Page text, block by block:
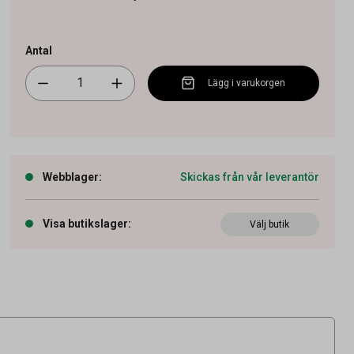
Antal
Lägg i varukorgen
Webblager: Skickas från vår leverantör
Visa butikslager: Välj butik